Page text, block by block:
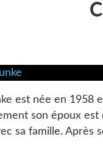
est née en 1958
son époux
sa famille. Après